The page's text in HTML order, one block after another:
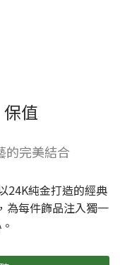
值
的完美結合
24K純金打造的經典
為每件飾品注入獨一